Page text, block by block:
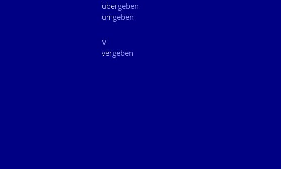
übergeben
umgeben
v
vergeben